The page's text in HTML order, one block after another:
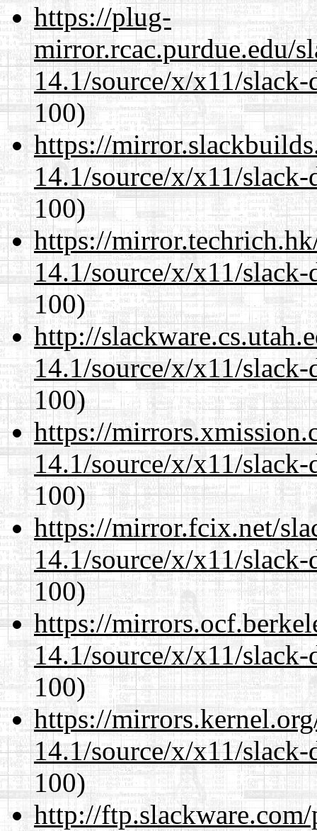
https://plug-
mirror.rcac.purdue.edu/
14.1/source/x/x11/
100)
https://
14.1/source/x/x11/
100)
https://
14.1/source/x/x11/
100)
http://
14.1/source/x/x11/
100)
https://
14.1/source/x/x11/
100)
https://mirror.fcix.net/
14.1/source/x/x11/
100)
https://
14.1/source/x/x11/
100)
https://
14.1/source/x/x11/
100)
http://